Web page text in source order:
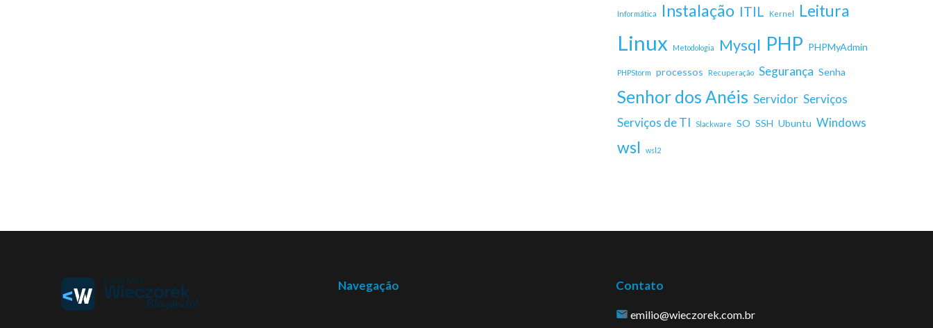
Informática Instalação ITIL Kernel Leitura
Linux Metodologia Mysql PHP PHPMyAdmin
PHPStorm processos Recuperação Segurança Senha
Senhor dos Anéis Servidor Serviços
Serviços de TI
Slackware SO SSH Ubuntu Windows
wsl wsl2
Navegação Contato
emilio@wieczorek.com.br